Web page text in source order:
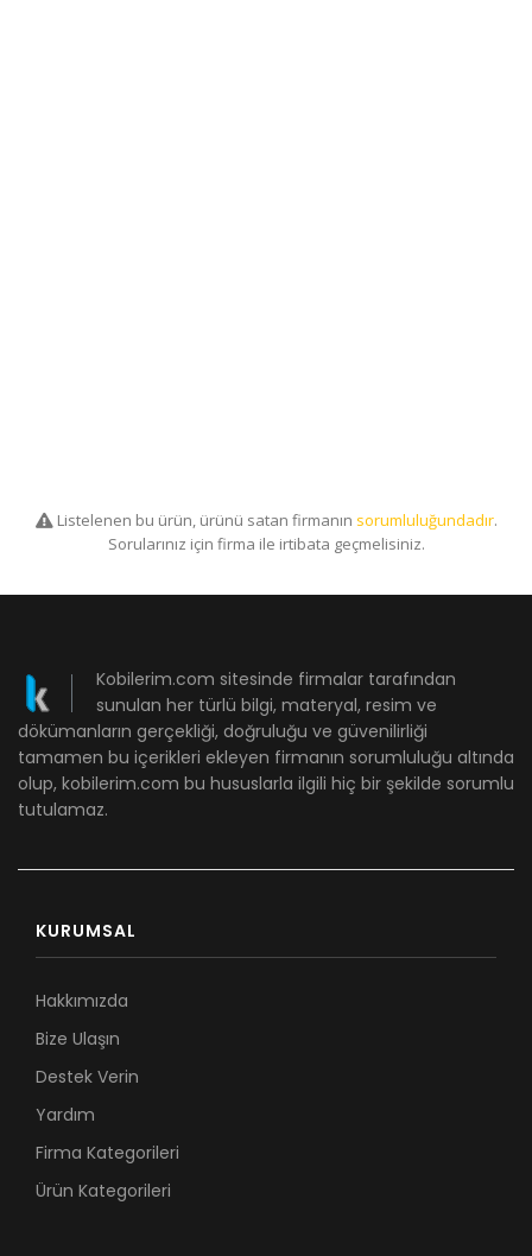
Listelenen bu ürün, ürünü satan firmanın sorumluluğundadır.
Sorularınız için firma ile irtibata geçmelisiniz.
Kobilerim.com sitesinde firmalar tarafından
sunulan her türlü bilgi, materyal, resim ve
dökümanların gerçekliği, doğruluğu ve güvenilirliği
tamamen bu içerikleri ekleyen firmanın sorumluluğu altında
olup, kobilerim.com bu hususlarla ilgili hiç bir şekilde sorumlu
tutulamaz.
KURUMSAL
Hakkımızda
Bize Ulaşın
Destek Verin
Yardım
Firma Kategorileri
Ürün Kategorileri